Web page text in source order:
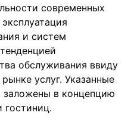
современных
и систем
обслуживания ввиду
услуг. Указанные
в концепцию
гостиниц.